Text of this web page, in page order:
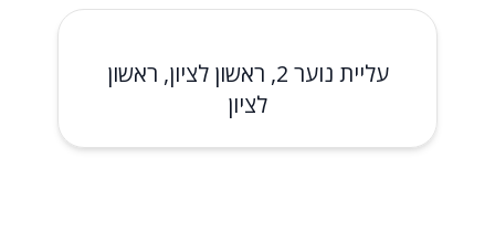
עליית נוער 2, ראשון לציון, ראשון
לציון